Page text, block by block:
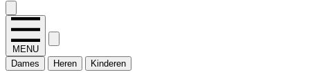
MENU
Dames
Heren Kinderen